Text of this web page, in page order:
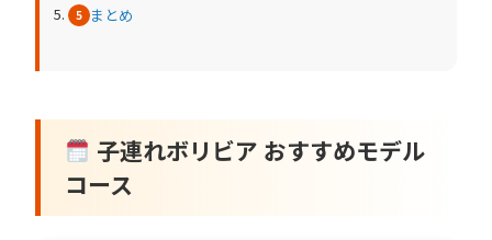
まとめ
子連れボリビア おすすめモデル
コース